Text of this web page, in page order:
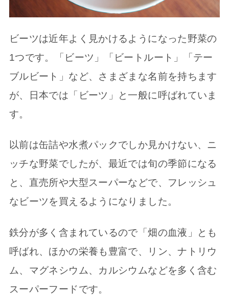
ビーツは近年よく見かけるようになった野菜の
1つです。「ビーツ」「ビートルート」「テー
ブルビート」など、さまざまな名前を持ちます
が、日本では「ビーツ」と一般に呼ばれていま
す。
以前は缶詰や水煮パックでしか見かけない、ニ
ッチな野菜でしたが、最近では旬の季節になる
と、直売所や大型スーパーなどで、フレッシュ
なビーツを買えるようになりました。
鉄分が多く含まれているので「畑の血液」とも
呼ばれ、ほかの栄養も豊富で、リン、ナトリウ
ム、マグネシウム、カルシウムなどを多く含む
スーパーフードです。